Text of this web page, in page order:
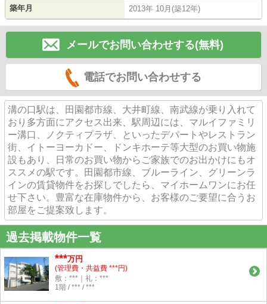
築年月 2013年 10月(築12年)
メールでお問い合わせする(無料)
電話でお問い合わせする
溝の口駅は、田園都市線、大井町線、南武線が乗り入れて
おり多方面にアクセス出来、駅周辺には、マルイファミリ
ー溝口、ノクティプラザ、といったデパートやレストラン
街、イトーヨーカドー、ドンキホーテ等大型のお買い物施
設もあり、日常のお買い物からご家族でのお出かけにもオ
ススメの駅です。田園都市線、ブルーライン、グリーンラ
インの賃貸物件をお探しでしたら、マイホームワンにお任
せ下さい。豊富な在庫物件から、お客様のご要望に合うお
部屋をご提案致します。
過去掲載物件一覧
***万円
(管理費・共益費 ***円)
敷：***｜礼：***
1階 / *** / ***